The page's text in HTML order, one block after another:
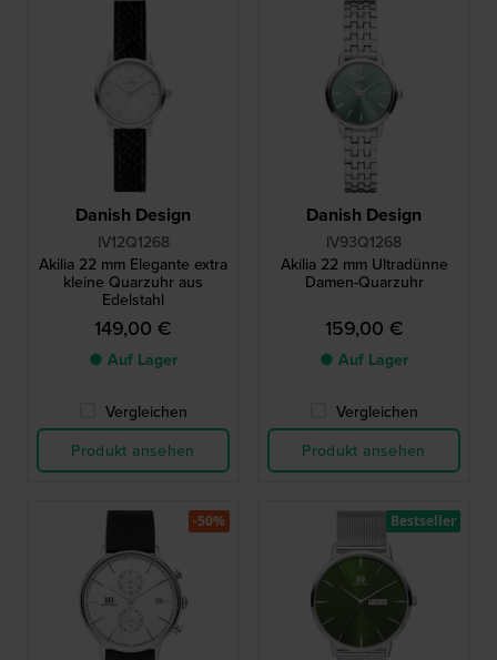
Danish Design
IV12Q1268
Akilia 22 mm Elegante extra
kleine Quarzuhr aus
Edelstahl
149,00 €
● Auf Lager
Vergleichen
Produkt ansehen
Danish Design
IV93Q1268
Akilia 22 mm Ultradünne
Damen-Quarzuhr
159,00 €
● Auf Lager
Vergleichen
Produkt ansehen
-50% Bestseller